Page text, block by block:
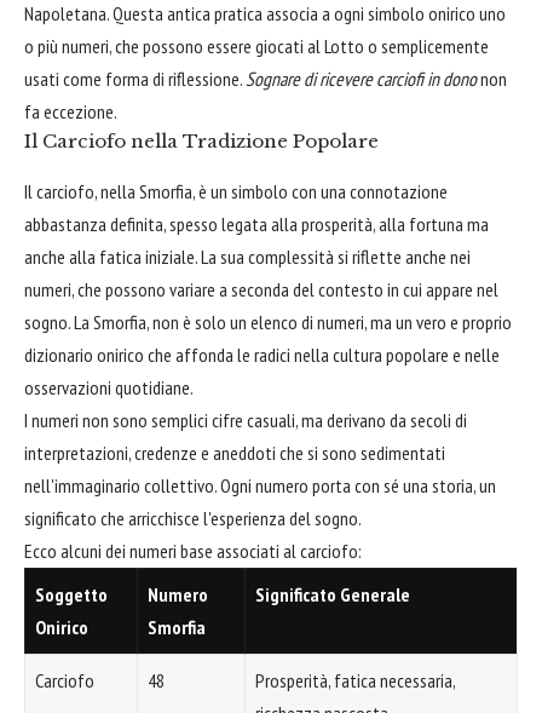
Napoletana. Questa antica pratica associa a ogni simbolo onirico uno
o più numeri, che possono essere giocati al Lotto o semplicemente
usati come forma di riflessione.Sognare di ricevere carciofi in dononon
fa eccezione.
Il Carciofo nella Tradizione Popolare
Il carciofo, nella Smorfia, è un simbolo con una connotazione
abbastanza definita, spesso legata alla prosperità, alla fortuna ma
anche alla fatica iniziale. La sua complessità si riflette anche nei
numeri, che possono variare a seconda del contesto in cui appare nel
sogno. La Smorfia, non è solo un elenco di numeri, ma un vero e proprio
dizionario onirico che affonda le radici nella cultura popolare e nelle
osservazioni quotidiane.
I numeri non sono semplici cifre casuali, ma derivano da secoli di
interpretazioni, credenze e aneddoti che si sono sedimentati
nell'immaginario collettivo. Ogni numero porta con sé una storia, un
significato che arricchisce l'esperienza del sogno.
Ecco alcuni dei numeri base associati al carciofo:
Soggetto
Onirico
Numero
Smorfia
Significato Generale
Carciofo 48
Prosperità, fatica necessaria,